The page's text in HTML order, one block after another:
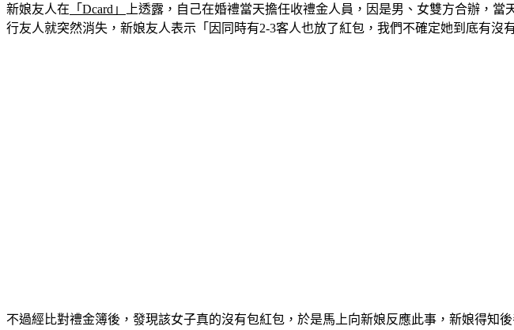
新娘友人在 「Dcard」
上透露，自己在婚禮當天擔任收禮金人員，因是男、女雙方合辦，
行友人就突然消失，新娘友人表示「因同時有2-3客人也放了紅包，我們不確定她到底有沒
不過經比對禮金簿後，發現該女子真的沒有包紅包，於是馬上向新娘反應此事，新娘得